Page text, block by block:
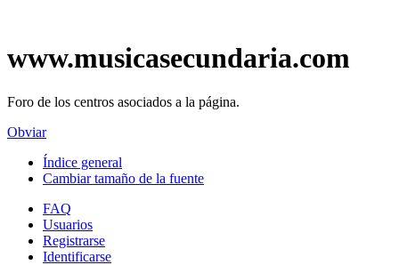
www.musicasecundaria.com
Foro de los centros asociados a la página.
Obviar
Índice general
Cambiar tamaño de la fuente
FAQ
Usuarios
Registrarse
Identificarse